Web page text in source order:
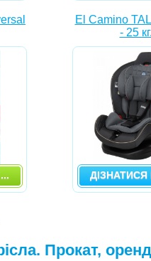
El Camino
- 25
ДІЗНАТИСЯ
Прокат,